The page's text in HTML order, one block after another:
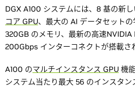
DGX A100 システムには、8 基の新し
コア GPU、最大の AI データセット
320GB のメモリ、最新の高速
200Gbps インターコネクトが搭載さ
A100 のマルチインスタンス GPU 機
システム当たり最大 56 のインスタ